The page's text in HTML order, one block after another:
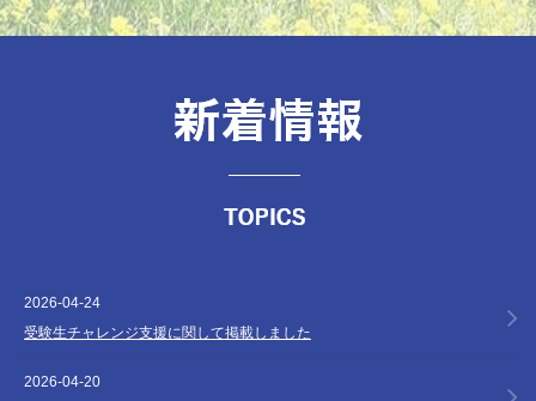
2026-04-24
受験生チャレンジ支援に関して掲載しました
2026-04-20